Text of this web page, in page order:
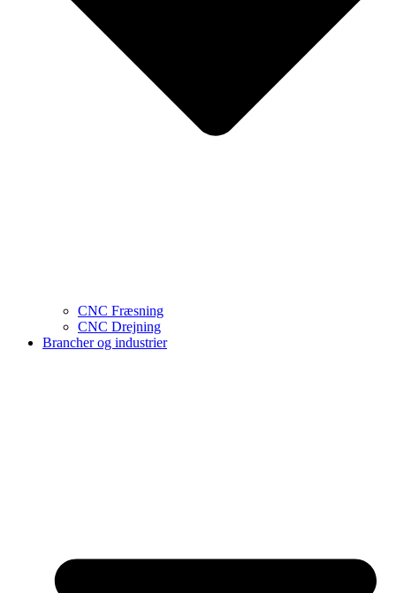
CNC Fræsning
CNC Drejning
Brancher og industrier